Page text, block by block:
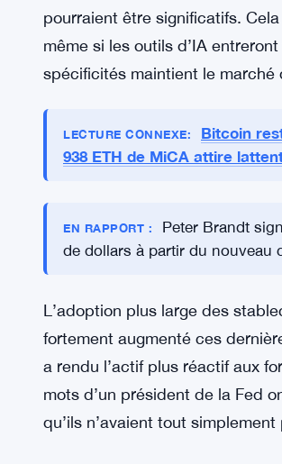
pourraient être significatifs.
même si les outils d’IA
spécificités maintient le marché
LECTURE CONNEXE:
Bitcoin
938 ETH de MiCA attire
EN RAPPORT :
Peter Brandt
de dollars à partir du nouveau
L’adoption plus large des
fortement augmenté ces
a rendu l’actif plus réactif aux
mots d’un président de la Fed
qu’ils n’avaient tout